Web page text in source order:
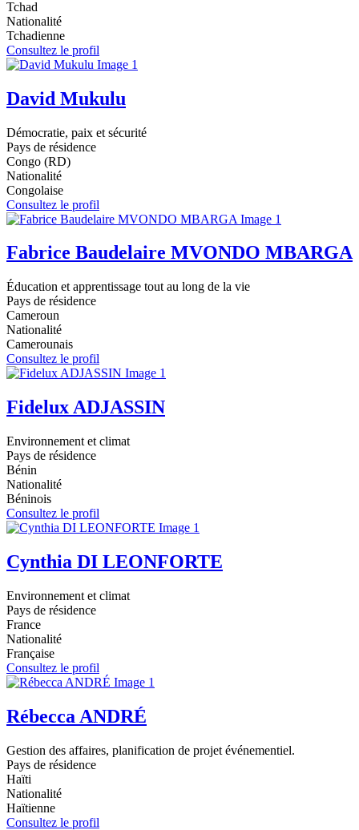
Tchad
Nationalité
Tchadienne
Consultez le profil
David Mukulu
Démocratie, paix et sécurité
Pays de résidence
Congo (RD)
Nationalité
Congolaise
Consultez le profil
Fabrice Baudelaire MVONDO MBARGA
Éducation et apprentissage tout au long de la vie
Pays de résidence
Cameroun
Nationalité
Camerounais
Consultez le profil
Fidelux ADJASSIN
Environnement et climat
Pays de résidence
Bénin
Nationalité
Béninois
Consultez le profil
Cynthia DI LEONFORTE
Environnement et climat
Pays de résidence
France
Nationalité
Française
Consultez le profil
Rébecca ANDRÉ
Gestion des affaires, planification de projet événementiel.
Pays de résidence
Haïti
Nationalité
Haïtienne
Consultez le profil